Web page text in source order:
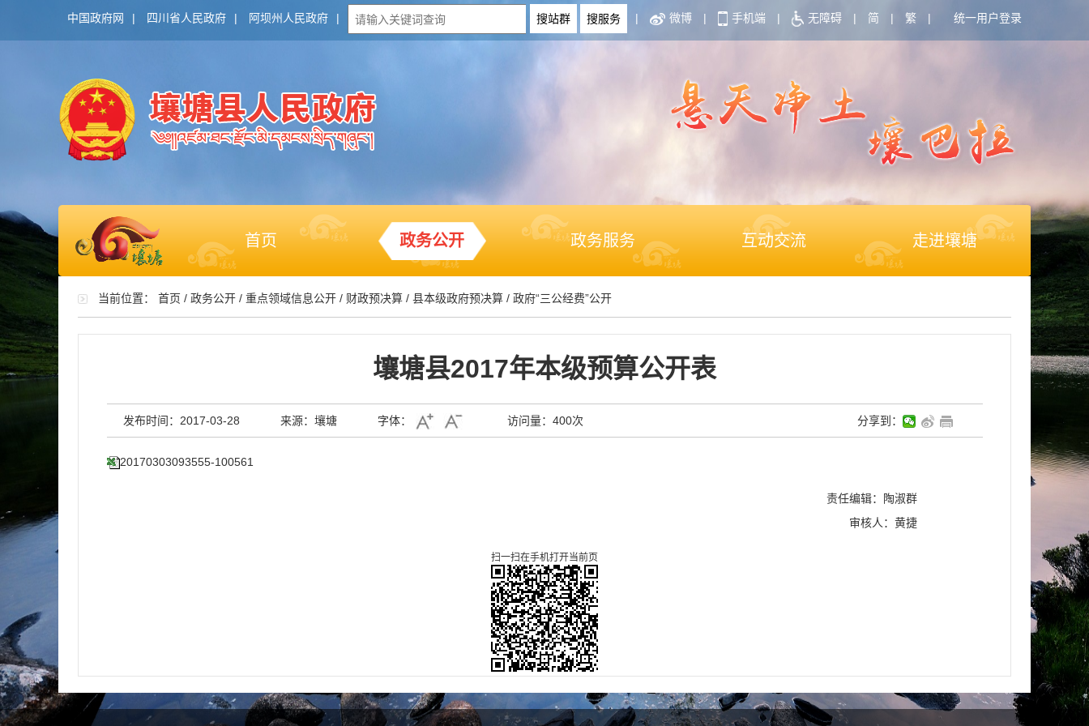
中国政府网 | 四川省人民政府 | 阿坝州人民政府 | | 微博 | 手机端 | 无障碍 | 简 | 繁 | 统一用户登录
首页 政务公开 政务服务 互动交流 走进壤塘
当前位置： 首页 / 政务公开 / 重点领域信息公开 / 财政预决算 / 县本级政府预决算 / 政府“三公经费”公开
壤塘县2017年本级预算公开表
发布时间：2017-03-28 来源：壤塘 字体： 访问量： 400次 分享到：
20170303093555-100561
责任编辑：陶淑群
审核人：黄捷
扫一扫在手机打开当前页